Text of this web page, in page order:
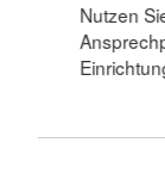
Nutzen